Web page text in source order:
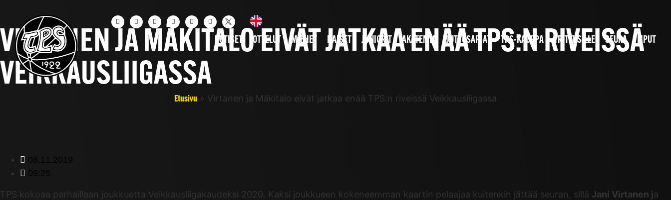
UUTISET OTTELUT MIEHET NAISET JUNIORIT AKATEMIA JUTTUSARJAT TPS-KAUPPA YRITYKSILLE SEURA LIPUT
VIRTANEN JA MÄKITALO EIVÄT JATKAA ENÄÄ TPS:N RIVEISSÄ
VEIKKAUSLIIGASSA
Etusivu » Virtanen ja Mäkitalo eivät jatkaa enää TPS:n riveissä Veikkausliigassa
TPS kokoaa parhaillaan joukkuetta Veikkausliigakaudeksi 2020. Kaksi joukkueen kokeneemman kaartin pelaajaa kuitenkin jättää seuran, sillä Jani Virtanen ja